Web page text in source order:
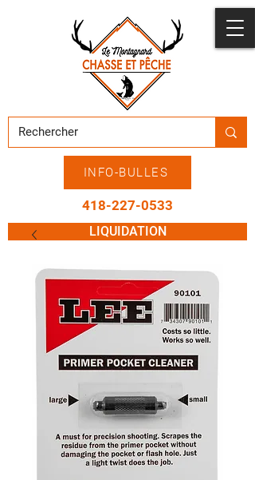
INFO-BULLES
418-227-0533
LIQUIDATION